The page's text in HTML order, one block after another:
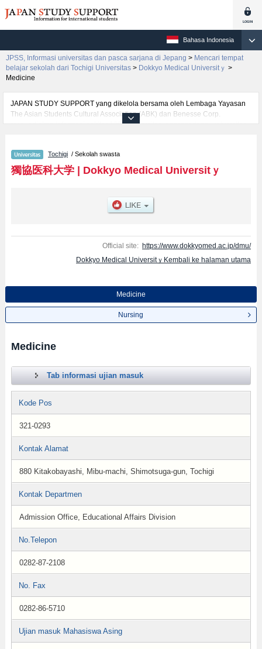
Bahasa Indonesia
JPSS, Informasi universitas dan pasca sarjana di Jepang > Mencari tempat
belajar sekolah dari Tochigi Universitas > Dokkyo Medical Universitｙ >
Medicine
JAPAN STUDY SUPPORT yang dikelola bersama oleh Lembaga Yayasan
The Asian Students Cultural Association (ABK) dan Benesse Corp.
menyediakan informasi sekitar 1300 universitas, pascasarjana, universitas
informasi per fakultas seperti Fakultas MedicineatauFakultas Nursing, serta
berbagai informasi yang berguna bagi mahasiswa(i) mancanegara seperti
kuota untuk jumlah pendaftar dan jumlah kelulusan ujian masuk
kampus, akses jalan, dan lainnya. Silakan memanfaatkannya.
Tochigi / Sekolah swasta
獨協医科大学| Dokkyo Medical Universitｙ
Official site: https://www.dokkyomed.ac.jp/dmu/
Dokkyo Medical UniversitｙKembali ke halaman utama
Medicine
Nursing
Medicine
Tab informasi ujian masuk
Kode Pos
321-0293
Kontak Alamat
880 Kitakobayashi, Mibu-machi, Shimotsuga-gun, Tochigi
Kontak Departmen
Admission Office, Educational Affairs Division
No.Telepon
0282-87-2108
No. Fax
0282-86-5710
Ujian masuk Mahasiswa Asing